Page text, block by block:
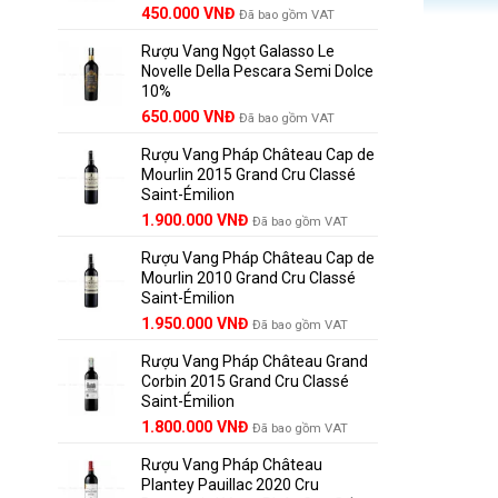
450.000 VNĐ Đã bao gồm VAT
Rượu Vang Ngọt Galasso Le
Novelle Della Pescara Semi Dolce
10%
650.000 VNĐ Đã bao gồm VAT
Rượu Vang Pháp Château Cap de
Mourlin 2015 Grand Cru Classé
Saint-Émilion
Giá
là:
2.800.000 VNĐ.
1.900.000 VNĐGiá
tại
là:
Đã bao gồm VAT
Rượu Vang Pháp Château Cap de
Mourlin 2010 Grand Cru Classé
Saint-Émilion
Giá
là:
2.950.000 VNĐ.
1.950.000 VNĐGiá
tại
là:
Đã bao gồm VAT
Rượu Vang Pháp Château Grand
Corbin 2015 Grand Cru Classé
Saint-Émilion
Giá
là:
2.500.000 VNĐ.
1.800.000 VNĐGiá
tại
là:
Đã bao gồm VAT
Rượu Vang Pháp Château
Plantey Pauillac 2020 Cru